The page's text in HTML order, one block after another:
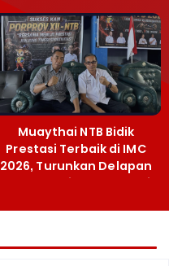
Muaythai NTB Bidik
Prestasi Terbaik di IMC
2026, Turunkan Delapan
Atlet ke Kejurnas Bekasi